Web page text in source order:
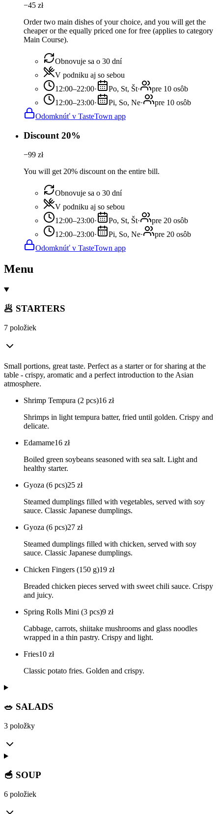
−45 zł
Order two main dishes of your choice, and you will get the
cheaper or the equally priced one for free (applies to category
Main Course).
Obnovuje sa o 30 dní
V podniku aj so sebou
12:00–22:00· Po, St, Št·
pre 10 osôb
12:00–23:00· Pi, So, Ne·
pre 10 osôb
Odomknúť v TasteTown app
Discount 20%
−99 zł
You will get 20% discount on the entire bill.
Obnovuje sa o 30 dní
V podniku aj so sebou
12:00–23:00· Po, St, Št·
pre 20 osôb
12:00–23:00· Pi, So, Ne·
pre 20 osôb
Odomknúť v TasteTown app
Menu
🥟 STARTERS
7 položiek
Small portions, great taste. Perfect as a starter or for sharing at the
table - crispy, aromatic and a perfect introduction to the Asian
atmosphere.
Shrimp Tempura (2 pcs)16 zł
Shrimps in light tempura batter, fried until golden. Crispy and
delicate.
Edamame16 zł
Boiled green soybeans seasoned with sea salt. Light and
healthy starter.
Gyoza (6 pcs)25 zł
Steamed dumplings filled with vegetables, served with soy
sauce. Classic Japanese dumplings.
Gyoza (6 pcs)27 zł
Steamed dumplings filled with chicken, served with soy
sauce. Classic Japanese dumplings.
Chicken Fingers (150 g)19 zł
Breaded chicken pieces served with sweet chili sauce. Crispy
and juicy.
Spring Rolls Mini (3 pcs)9 zł
Cabbage, carrots, shiitake mushrooms and glass noodles
wrapped in a thin pastry. Crispy and light.
Fries10 zł
Classic potato fries. Golden and crispy.
🥗 SALADS
3 položky
🥣 SOUP
6 položiek